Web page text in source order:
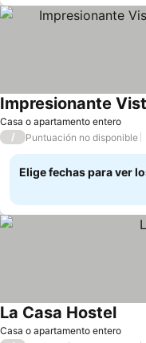
Casa o apartamento entero
/ Puntuación no disponible
Elige fechas para ver
Casa o apartamento entero
La Casa Hostel